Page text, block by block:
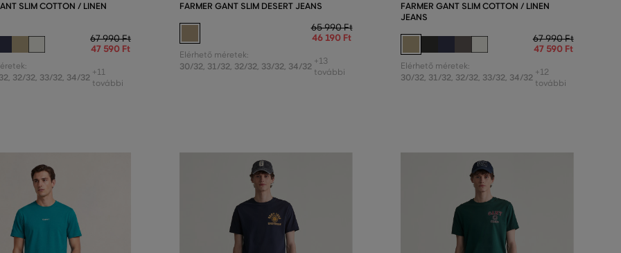
SLIM COTTON / LINEN
67 990 Ft
47 590 Ft
, 32/32, 33/32, 34/32 +11
további
FARMER GANT SLIM DESERT JEANS
65 990 Ft
46 190 Ft
Elérhető méretek:
30/32, 31/32, 32/32, 33/32, 34/32 +13
további
FARMER GANT SLIM COTTON / LINEN
JEANS
67 990 Ft
47 590 Ft
Elérhető méretek:
30/32, 31/32, 32/32, 33/32, 34/32 +12
további